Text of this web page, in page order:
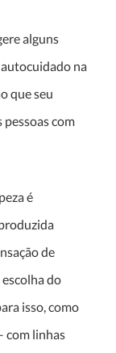
alguns
autocuidado na
que seu
com
é
de
do
isso, como
com linhas